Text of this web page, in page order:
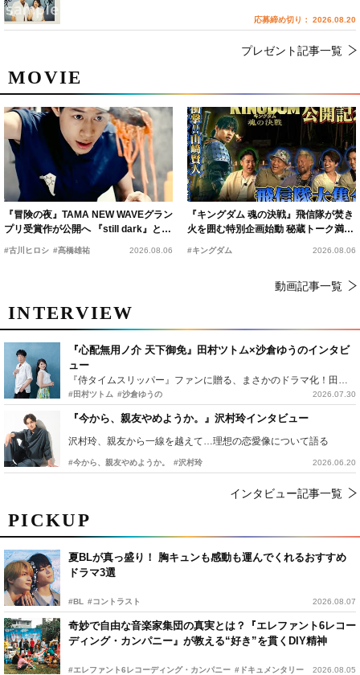
PICKUP
夏BLが真っ盛り！ 胸キュンも感動も運んでくれるおすすめ
ドラマ3選
#BL #コントラスト 2026.08.07
奇妙で自由な音楽家集団の真実とは？『エレファント6レコー
ディング・カンパニー』が教える“好き”を貫くDIY精神
#エレファント6レコーディング・カンパニー #ドキュメンタリー 2026.08.05
MOVIE
『冒険の夜』TAMA NEW WAVEグラン
プリ受賞作が公開へ 『still dark』と同
時上映決定
#古川ヒロシ #髙橋雄祐 2026.08.06
『キングダム 魂の決戦』飛信隊が焚き
火を囲む特別企画始動 秘蔵トーク満載
の“キングダムキャンプ”開催
#キングダム 2026.08.06
動画記事一覧
INTERVIEW
『心配無用ノ介 天下御免』田村ツトム×沙倉ゆうのインタビ
ュー
『侍タイムスリッパー』ファンに贈る、まさかのドラマ化！田村ツトム×沙倉ゆうのが語る『心配無用ノ介』撮影秘話
#田村ツトム #沙倉ゆうの 2026.07.30
『今から、親友やめようか。』沢村玲インタビュー
沢村玲、親友から一線を越えて…理想の恋愛像について語る
#今から、親友やめようか。 #沢村玲 2026.06.20
インタビュー記事一覧
応募締め切り： 2026.08.20
プレゼント記事一覧